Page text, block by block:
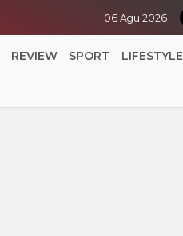
06 Agu 2026
REVIEW SPORT LIFESTYLE